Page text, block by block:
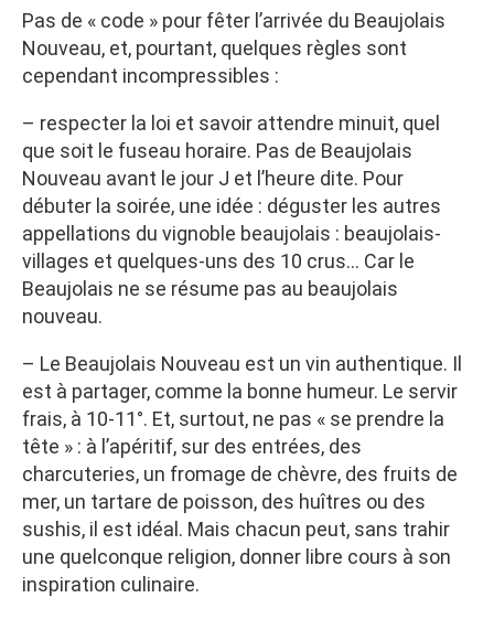
Pas de « code » pour fêter l’arrivée du Beaujolais
Nouveau, et, pourtant, quelques règles sont
cependant incompressibles :
– respecter la loi et savoir attendre minuit, quel
que soit le fuseau horaire. Pas de Beaujolais
Nouveau avant le jour J et l’heure dite. Pour
débuter la soirée, une idée : déguster les autres
appellations du vignoble beaujolais : beaujolais-
villages et quelques-uns des 10 crus… Car le
Beaujolais ne se résume pas au beaujolais
nouveau.
– Le Beaujolais Nouveau est un vin authentique. Il
est à partager, comme la bonne humeur. Le servir
frais, à 10-11°. Et, surtout, ne pas « se prendre la
tête » : à l’apéritif, sur des entrées, des
charcuteries, un fromage de chèvre, des fruits de
mer, un tartare de poisson, des huîtres ou des
sushis, il est idéal. Mais chacun peut, sans trahir
une quelconque religion, donner libre cours à son
inspiration culinaire.